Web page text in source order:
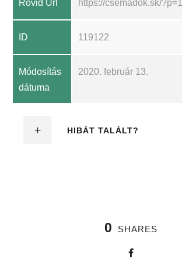
Rövid Url https://csemadok.sk/
ID 119122
Módosítás
dátuma
2020. február 13.
HIBÁT TALÁLT?
0 SHARES